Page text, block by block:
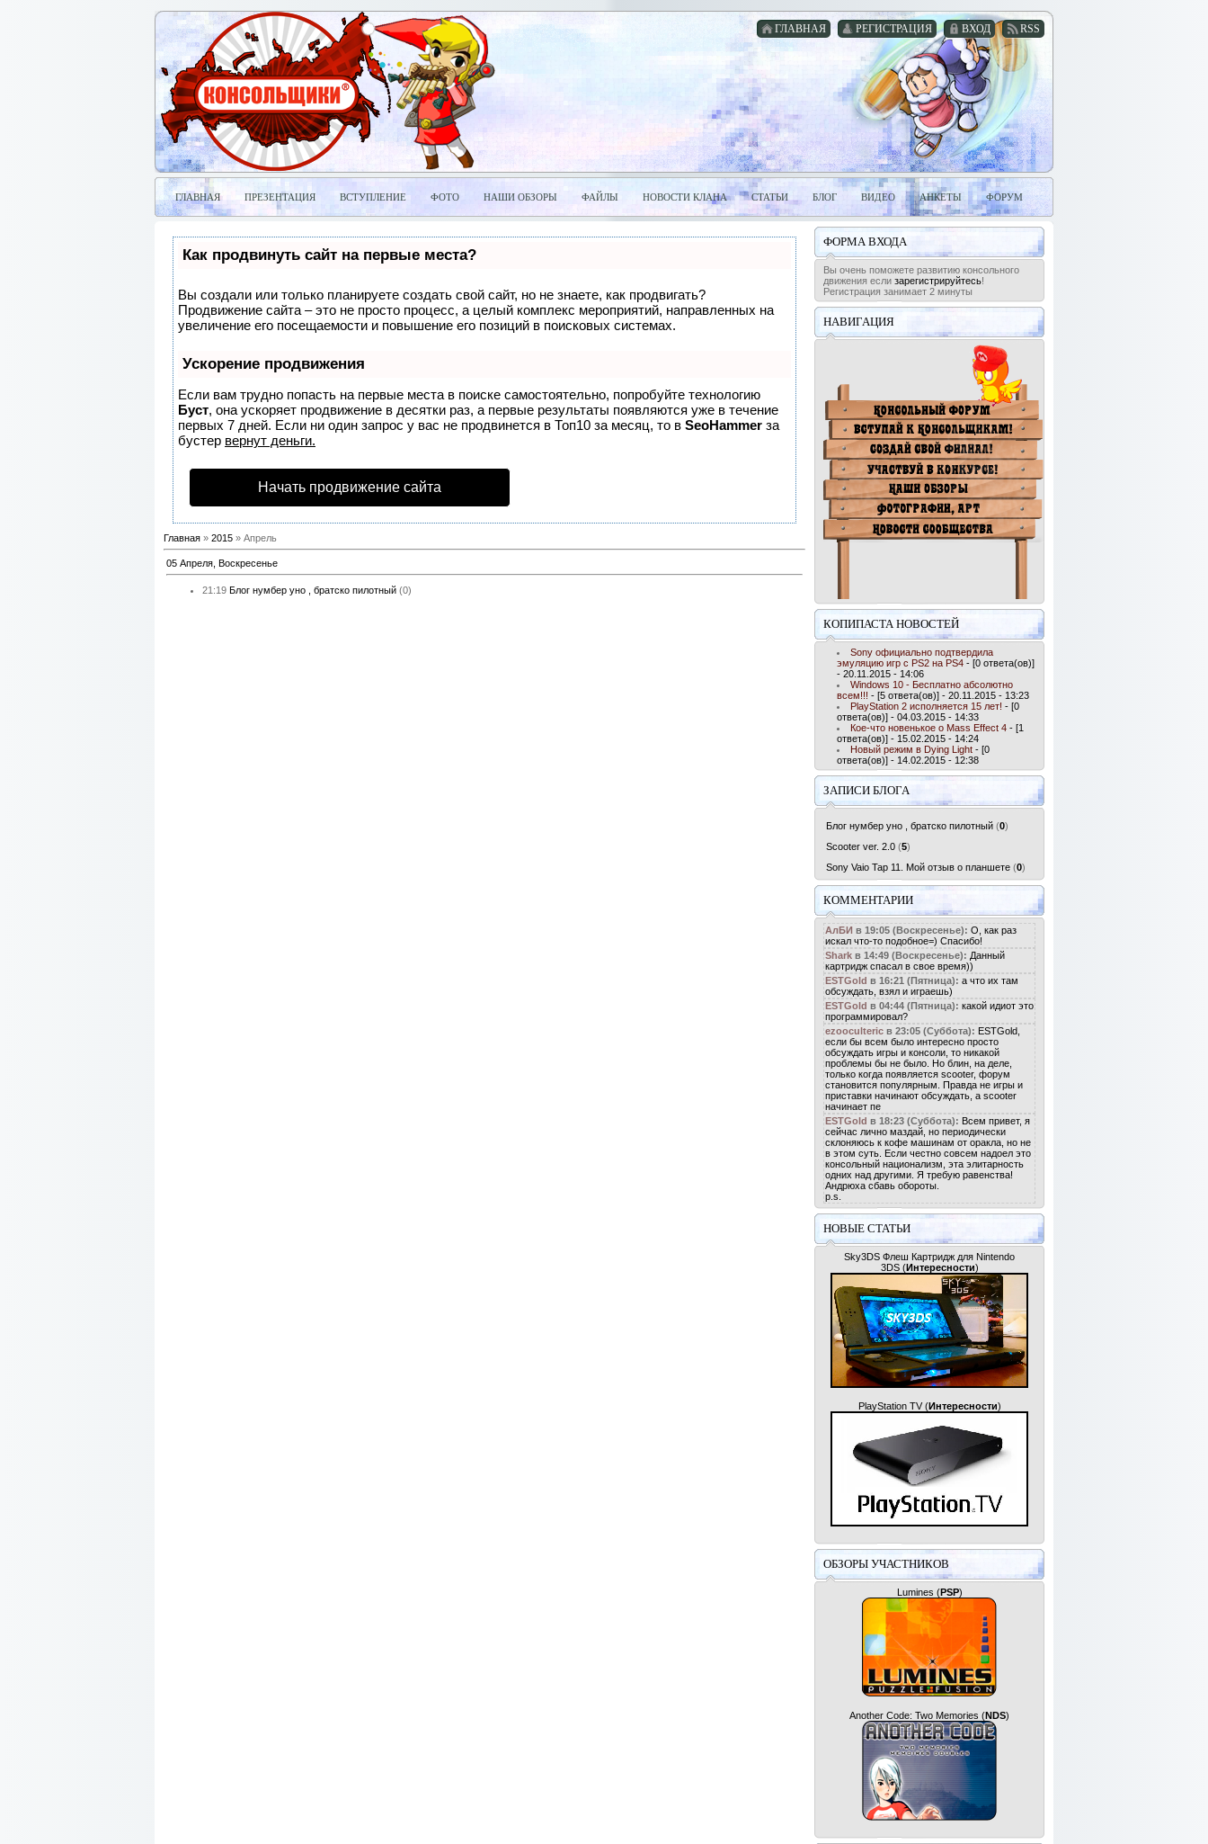
RSS
ВХОД
РЕГИСТРАЦИЯ
ГЛАВНАЯ
ГЛАВНАЯ ПРЕЗЕНТАЦИЯ ВСТУПЛЕНИЕ ФОТО НАШИ ОБЗОРЫ ФАЙЛЫ НОВОСТИ КЛАНА СТАТЬИ БЛОГ ВИДЕО АНКЕТЫ ФОРУМ
Как продвинуть сайт на первые места?
Вы создали или только планируете создать свой сайт, но не знаете, как продвигать?
Продвижение сайта – это не просто процесс, а целый комплекс мероприятий, направленных на
увеличение его посещаемости и повышение его позиций в поисковых системах.
Ускорение продвижения
Если вам трудно попасть на первые места в поиске самостоятельно, попробуйте технологию
Буст, она ускоряет продвижение в десятки раз, а первые результаты появляются уже в течение
первых 7 дней. Если ни один запрос у вас не продвинется в Топ10 за месяц, то в SeoHammer за
бустер вернут деньги.
Начать продвижение сайта
Главная » 2015 » Апрель
05 Апреля, Воскресенье
21:19 Блог нумбер уно , братско пилотный (0)
ФОРМА ВХОДА
Вы очень поможете развитию консольного
движения если зарегистрируйтесь!
Регистрация занимает 2 минуты
НАВИГАЦИЯ
КОПИПАСТА НОВОСТЕЙ
Sony официально подтвердила
эмуляцию игр с PS2 на PS4 - [0 ответа(ов)]
- 20.11.2015 - 14:06
Windows 10 - Бесплатно абсолютно
всем!!! - [5 ответа(ов)] - 20.11.2015 - 13:23
PlayStation 2 исполняется 15 лет! - [0
ответа(ов)] - 04.03.2015 - 14:33
Кое-что новенькое о Mass Effect 4 - [1
ответа(ов)] - 15.02.2015 - 14:24
Новый режим в Dying Light - [0
ответа(ов)] - 14.02.2015 - 12:38
ЗАПИСИ БЛОГА
Блог нумбер уно , братско пилотный (0)
Scooter ver. 2.0 (5)
Sony Vaio Tap 11. Мой отзыв о планшете (0)
КОММЕНТАРИИ
АлБИ в 19:05 (Воскресенье): О, как раз
искал что-то подобное=) Спасибо!
Shark в 14:49 (Воскресенье): Данный
картридж спасал в свое время))
ESTGold в 16:21 (Пятница): а что их там
обсуждать, взял и играешь)
ESTGold в 04:44 (Пятница): какой идиот это
программировал?
ezooculteric в 23:05 (Суббота): ESTGold,
если бы всем было интересно просто
обсуждать игры и консоли, то никакой
проблемы бы не было. Но блин, на деле,
только когда появляется scooter, форум
становится популярным. Правда не игры и
приставки начинают обсуждать, а scooter
начинает пе
ESTGold в 18:23 (Суббота): Всем привет, я
сейчас лично маздай, но периодически
склоняюсь к кофе машинам от оракла, но не
в этом суть. Если честно совсем надоел это
консольный национализм, эта элитарность
одних над другими. Я требую равенства!
Андрюха сбавь обороты.
p.s.
НОВЫЕ СТАТЬИ
Sky3DS Флеш Картридж для Nintendo
3DS (Интересности)
PlayStation TV(Интересности)
ОБЗОРЫ УЧАСТНИКОВ
Lumines (PSP)
Another Code: Two Memories (NDS)